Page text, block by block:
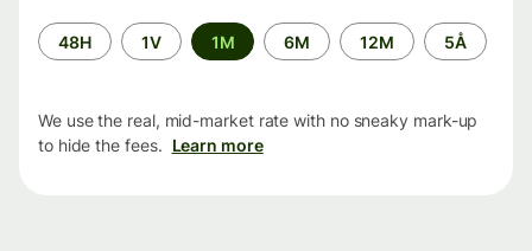
Time
period
48H 1V 1M 6M 12M 5Å
We use the real, mid-market rate with no sneaky mark-up
to hide the fees. Learn more